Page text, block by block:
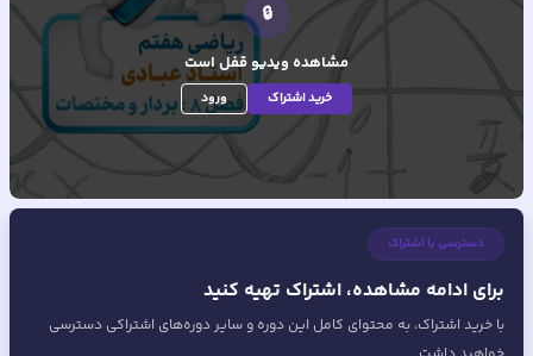
🔒
مشاهده ویدیوقفل است
خرید اشتراک ورود
دسترسی با اشتراک
برای ادامه مشاهده، اشتراک تهیه کنید
با خرید اشتراک، به محتوای کامل این دوره و سایر دوره‌های اشتراکی دسترسی